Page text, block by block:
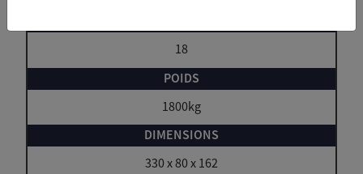
18
1800kg
330 x 80 x 162